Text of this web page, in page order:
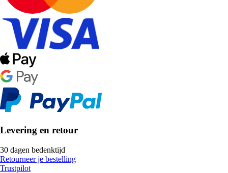
Levering en retour
30 dagen bedenktijd
Retourneer je bestelling
Trustpilot